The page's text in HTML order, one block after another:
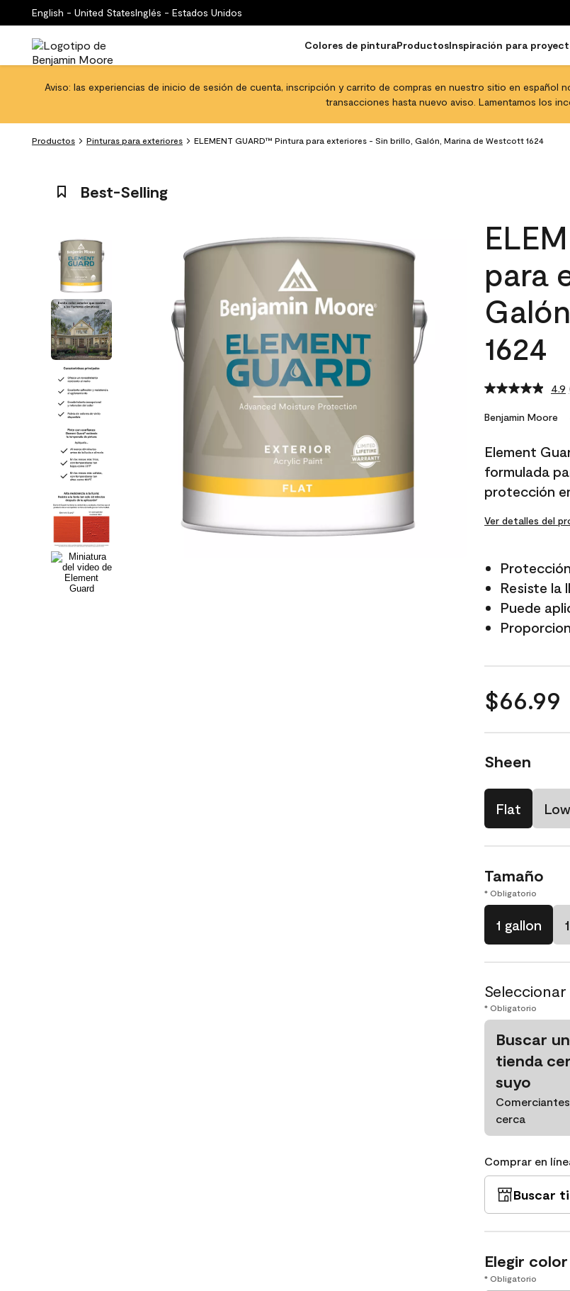
English - United StatesInglés - Estados Unidos
Colores de pinturaProductosInspiración para
Aviso: las experiencias de inicio de sesión de cuenta, inscripción y carrito de compras en nuestro sitio en español
transacciones hasta nuevo aviso. Lamentamos los
Productos Pinturas para exteriores ELEMENT GUARD™ Pintura para exteriores - Sin brillo, Galón, Marina de Westcott 1624
Best-Selling
para
1624
4.9
Benjamin Moore
Element
formulada
protección
Ver detalles del
Resiste la
Puede
$66.99
Sheen
Flat
Tamaño
* Obligatorio
1 gallon
* Obligatorio
Buscar
tienda
suyo
cerca
Comprar en
Buscar
Elegir color
* Obligatorio